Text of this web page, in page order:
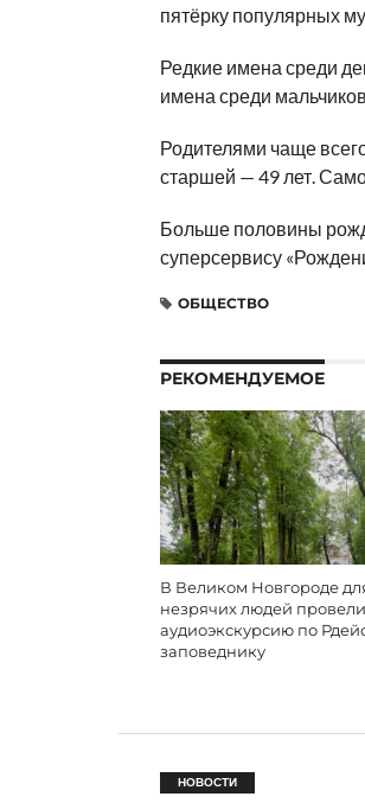
пятёрку популярных
Редкие имена среди
имена среди
Родителями чаще
старшей — 49 лет.
Больше половины
суперсервису
ОБЩЕСТВО
РЕКОМЕНДУЕМОЕ
В Великом Новгороде
незрячих людей провели
аудиоэкскурсию по
заповеднику
НОВОСТИ